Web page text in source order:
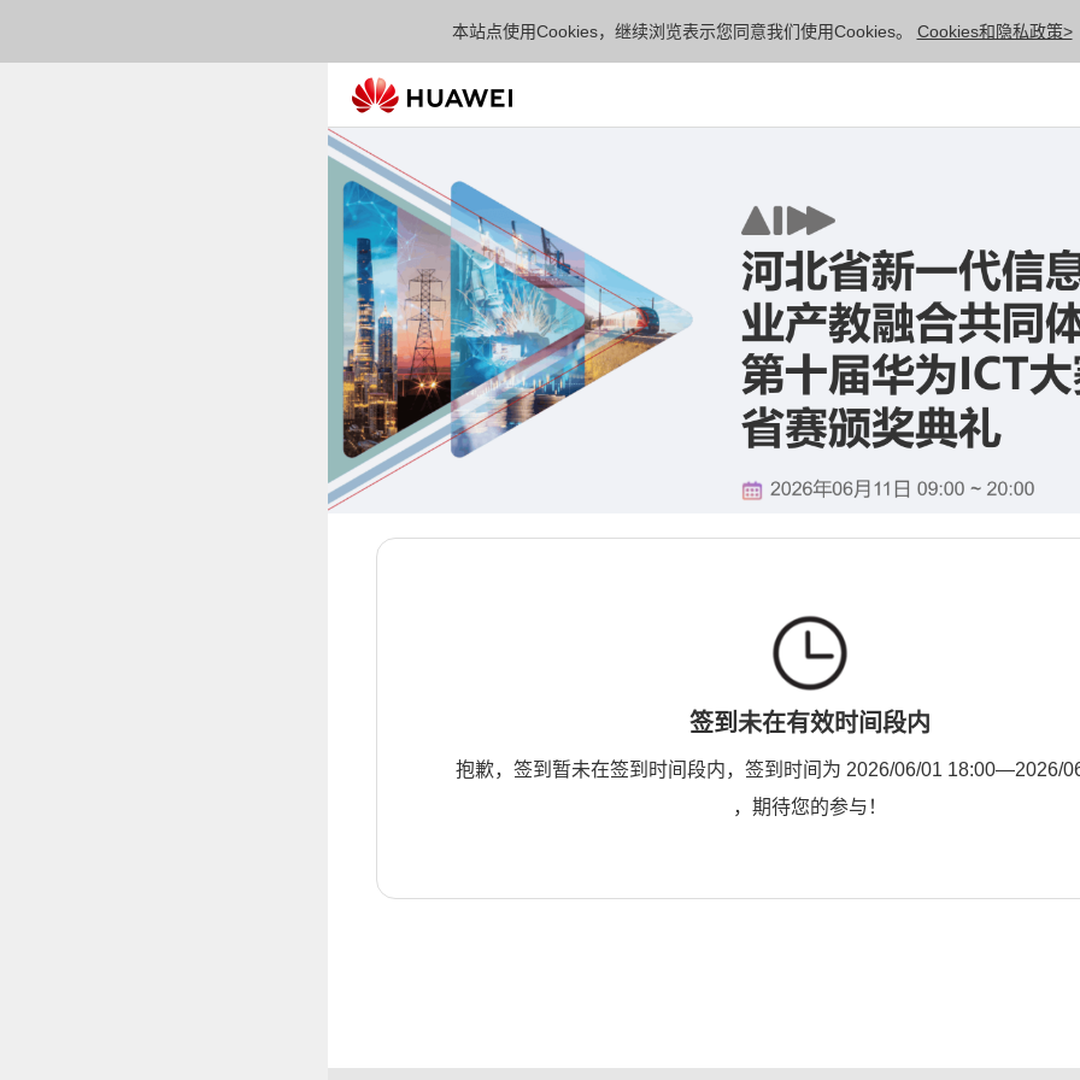
本站点使用Cookies，继续浏览表示您同意我们使用Cookies。 Cookies和隐私政策>
签到未在有效时间段内
抱歉，签到暂未在签到时间段内，签到时间为 2026/06/01 18:00—2026/
，期待您的参与！